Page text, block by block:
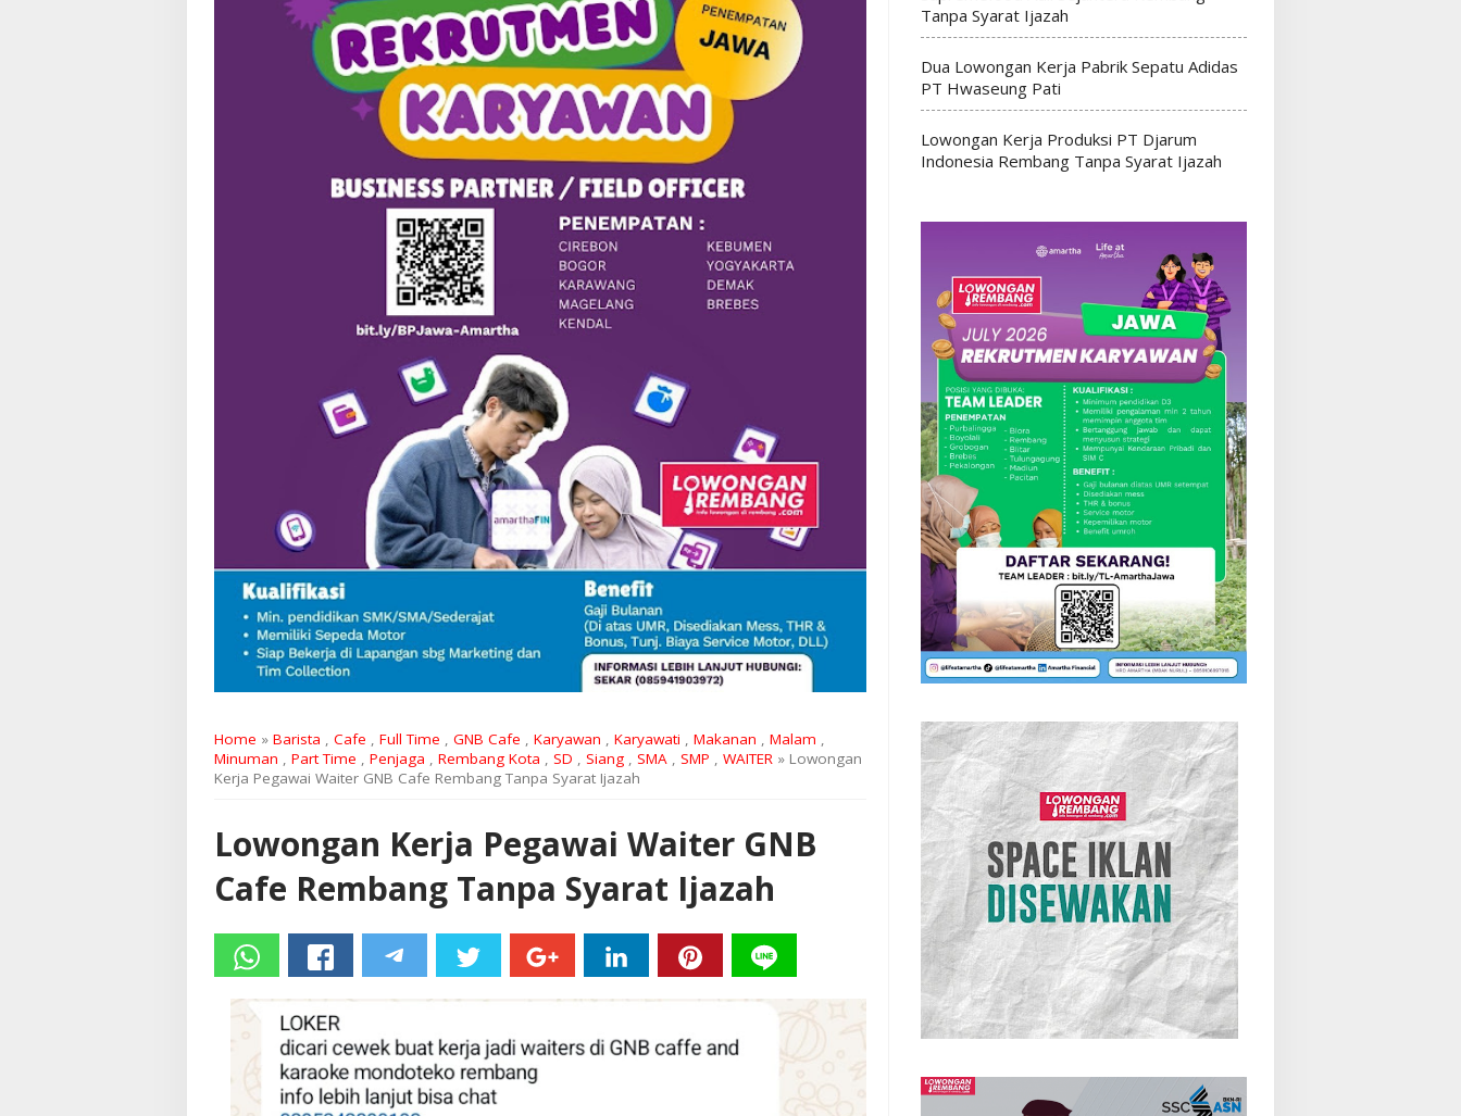
Home » Barista , Cafe , Full Time , GNB Cafe , Karyawan , Karyawati , Makanan , Malam ,
Minuman , Part Time , Penjaga , Rembang Kota , SD , Siang , SMA , SMP , WAITER » Lowongan
Kerja Pegawai Waiter GNB Cafe Rembang Tanpa Syarat Ijazah
Lowongan Kerja Pegawai Waiter GNB
Cafe Rembang Tanpa Syarat Ijazah
Tanpa Syarat Ijazah
Dua Lowongan Kerja Pabrik Sepatu Adidas
PT Hwaseung Pati
Lowongan Kerja Produksi PT Djarum
Indonesia Rembang Tanpa Syarat Ijazah